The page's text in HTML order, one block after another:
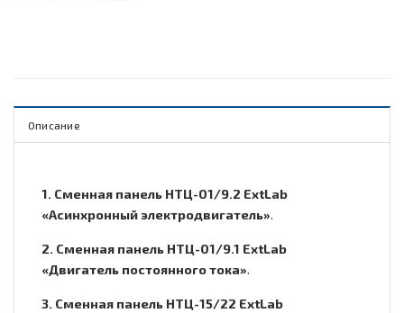
Описание
1. Сменная панель НТЦ-01/9.2 ExtLab
«Асинхронный электродвигатель».
2. Сменная панель НТЦ-01/9.1 ExtLab
«Двигатель постоянного тока».
3. Сменная панель НТЦ-15/22 ExtLab